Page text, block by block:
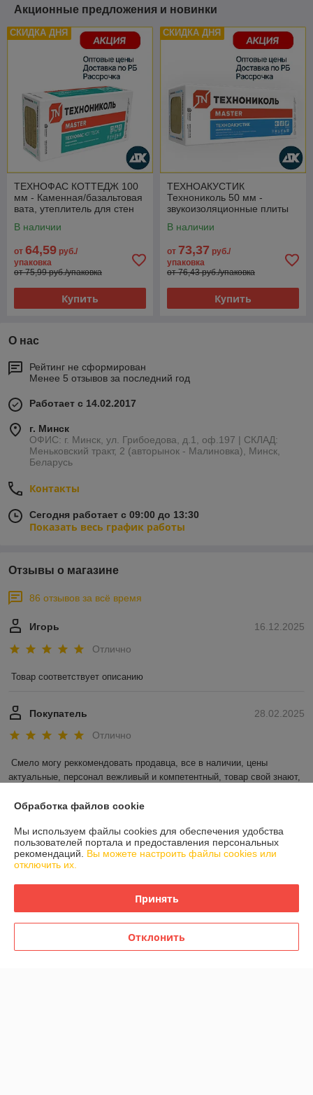
Акционные предложения и новинки
СКИДКА ДНЯ
ТЕХНОФАС КОТТЕДЖ 100
мм - Каменная/базальтовая
вата, утеплитель для стен
В наличии
от 64,59 руб./
упаковка
от 75,99 руб./упаковка
Купить
СКИДКА ДНЯ
ТЕХНОАКУСТИК
Технониколь 50 мм -
звукоизоляционные плиты
В наличии
от 73,37 руб./
упаковка
от 76,43 руб./упаковка
Купить
О нас
Рейтинг не сформирован
Менее 5 отзывов за последний год
Работает с 14.02.2017
г. Минск
ОФИС: г. Минск, ул. Грибоедова, д.1, оф.197 | СКЛАД:
Меньковский тракт, 2 (авторынок - Малиновка), Минск,
Беларусь
Контакты
Сегодня работает с 09:00 до 13:30
Показать весь график работы
Отзывы о магазине
86 отзывов за всё время
16.12.2025
Игорь
Отлично
Товар соответствует описанию
28.02.2025
Покупатель
Отлично
Смело могу реккомендовать продавца, все в наличии, цены
актуальные, персонал вежливый и компетентный, товар свой знают,
первый раз, сотрудничеством довольны, спасибо большое за ваш
Показать все отзывы
Контакты
Обработка файлов cookie
Мы используем файлы cookies для обеспечения удобства
пользователей портала и предоставления персональных
рекомендаций. Вы можете настроить файлы cookies или
отключить их.
Принять
Отклонить